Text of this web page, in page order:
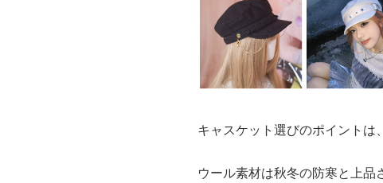
キャスケット選びのポイントは、
ウール素材は秋冬の防寒と上